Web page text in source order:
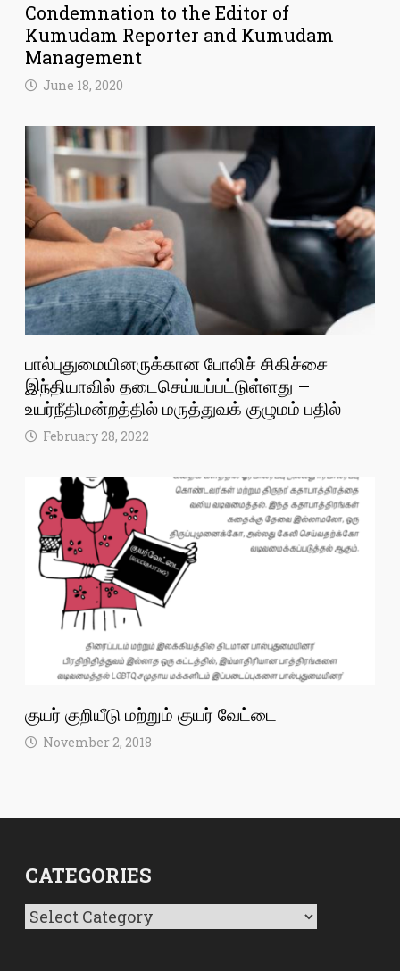
Condemnation to the Editor of
Kumudam Reporter and Kumudam
Management
June 18, 2020
பால்புதுமையினருக்கான போலிச் சிகிச்சை
இந்தியாவில் தடைசெய்யப்பட்டுள்ளது –
உயர்நீதிமன்றத்தில் மருத்துவக் குழுமம் பதில்
February 28, 2022
குயர் குறியீடு மற்றும் குயர் வேட்டை
November 2, 2018
CATEGORIES
Categories